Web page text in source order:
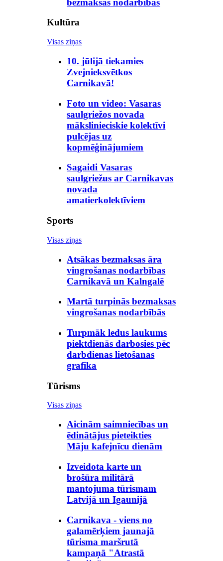
bezmaksas nodarbības
Kultūra
Visas ziņas
10. jūlijā tiekamies
Zvejnieksvētkos
Carnikavā!
Foto un video: Vasaras
saulgriežos novada
mākslinieciskie kolektīvi
pulcējas uz
kopmēģinājumiem
Sagaidi Vasaras
saulgriežus ar Carnikavas
novada
amatierkolektīviem
Sports
Visas ziņas
Atsākas bezmaksas āra
vingrošanas nodarbības
Carnikavā un Kalngalē
Martā turpinās bezmaksas
vingrošanas nodarbībās
Turpmāk ledus laukums
piektdienās darbosies pēc
darbdienas lietošanas
grafika
Tūrisms
Visas ziņas
Aicinām saimniecības un
ēdinātājus pieteikties
Māju kafejnīcu dienām
Izveidota karte un
brošūra militārā
mantojuma tūrismam
Latvijā un Igaunijā
Carnikava - viens no
galamērķiem jaunajā
tūrisma maršrutā
kampaņā "Atrastā